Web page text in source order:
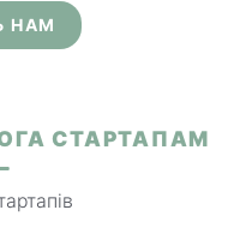
НАМ
СТАРТАПАМ